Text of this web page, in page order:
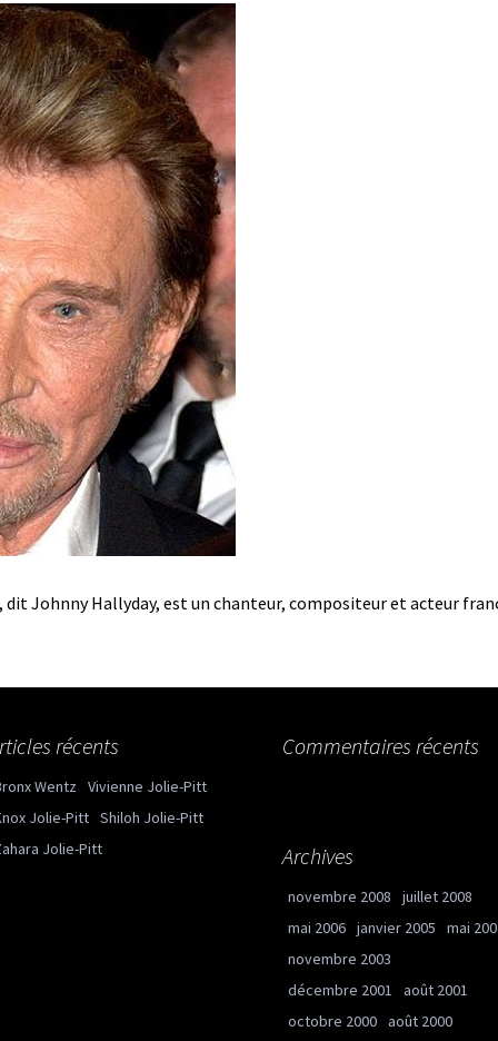
Johnny Hallyday, est un chanteur, compositeur et acteur
récents
Wentz Vivienne Jolie-Pitt
Jolie-Pitt Shiloh Jolie-Pitt
Jolie-Pitt
Commentaires récents
Archives
novembre 2008
juillet 2008
mai 2006 janvier 2005
mai
novembre 2003
décembre 2001
août 2001
octobre 2000 août 2000